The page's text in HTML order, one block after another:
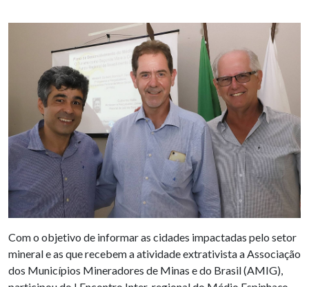
Com o objetivo de informar as cidades impactadas pelo setor
mineral e as que recebem a atividade extrativista a Associação
dos Municípios Mineradores de Minas e do Brasil (AMIG),